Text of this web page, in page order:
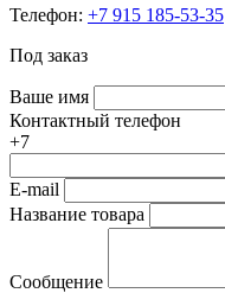
Телефон: +7 915 185-53-35
Под заказ
Ваше имя
Контактный телефон
+7
E-mail
Название товара
Сообщение